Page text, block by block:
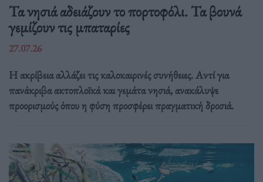
Τα νησιά αδειάζουν το πορτοφόλι. Τα βουνά
γεμίζουν τις μπαταρίες
27.07.26
Η ακρίβεια αλλάζει τις καλοκαιρινές συνήθειες. Αντί για
πανάκριβα ακτοπλοϊκά και γεμάτα νησιά, ανακάλυψε
προορισμούς όπου η φύση προσφέρει πραγματική δροσιά.